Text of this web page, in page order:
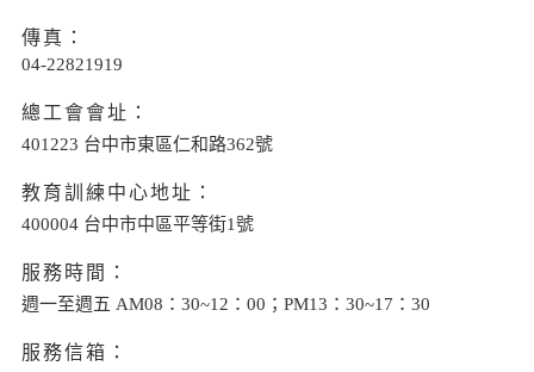
傳真：
04-22821919
總工會會址：
401223 台中市東區仁和路362號
教育訓練中心地址：
400004 台中市中區平等街1號
服務時間：
週一至週五 AM08：30~12：00；PM13：30~17：30
服務信箱：